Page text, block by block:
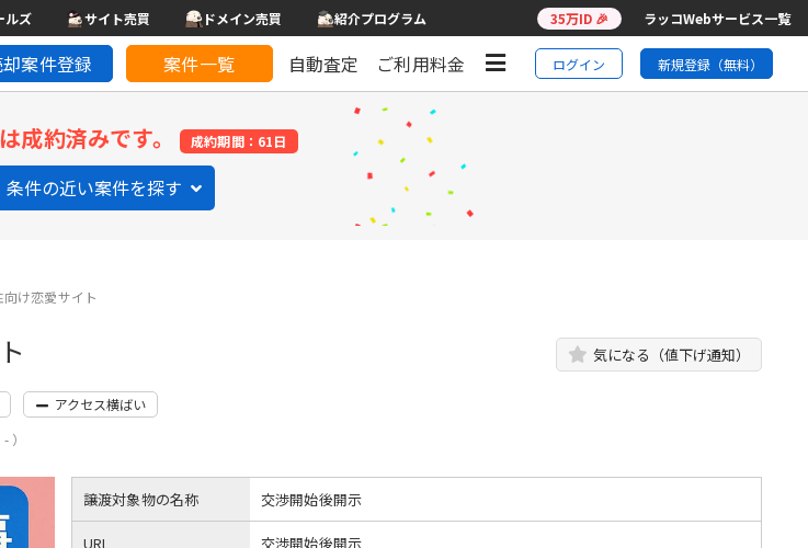
ルズ サイト売買 ドメイン売買 紹介プログラム 35万ID 🎉 ラッコWebサービス一覧
案件登録 案件一覧 自動査定 ご利用料金 ログイン 新規登録（無料）
成約済みです。 成約期間：61日
条件の近い案件を探す
向け恋愛サイト
気になる（値下げ通知）
アクセス横ばい
）
譲渡対象物の名称 交渉開始後開示
URL 交渉開始後開示